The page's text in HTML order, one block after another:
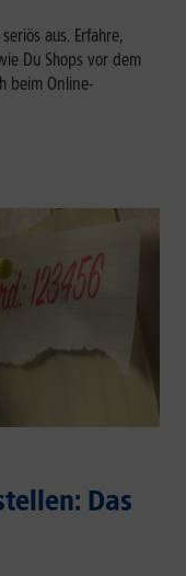
aus. Erfahre,
Du Shops vor dem
beim Online-
Das